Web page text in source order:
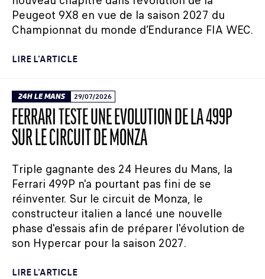
Peugeot 9X8 en vue de la saison 2027 du
Championnat du monde d’Endurance FIA WEC.
LIRE L'ARTICLE
24H LE MANS 29/07/2026
FERRARI TESTE UNE ÉVOLUTION DE LA 499P
SUR LE CIRCUIT DE MONZA
Triple gagnante des 24 Heures du Mans, la
Ferrari 499P n'a pourtant pas fini de se
réinventer. Sur le circuit de Monza, le
constructeur italien a lancé une nouvelle
phase d'essais afin de préparer l'évolution de
son Hypercar pour la saison 2027.
LIRE L'ARTICLE